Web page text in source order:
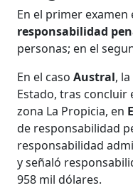
En el primer examen
responsabilidad
personas; en el
En el casoAustral,
Estado, tras concluir
zona La Propicia, en
de responsabilidad
responsabilidad
y señaló
958 mil dólares.